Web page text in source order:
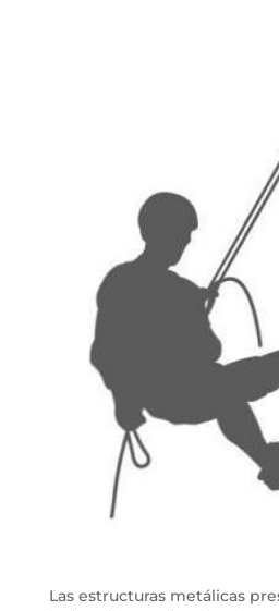
Las estructuras metálicas